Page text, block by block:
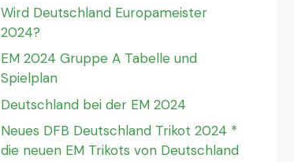
Wird Deutschland Europameister
2024?
EM 2024 Gruppe A Tabelle und
Spielplan
Deutschland bei der EM 2024
Neues DFB Deutschland Trikot 2024 *
die neuen EM Trikots von Deutschland